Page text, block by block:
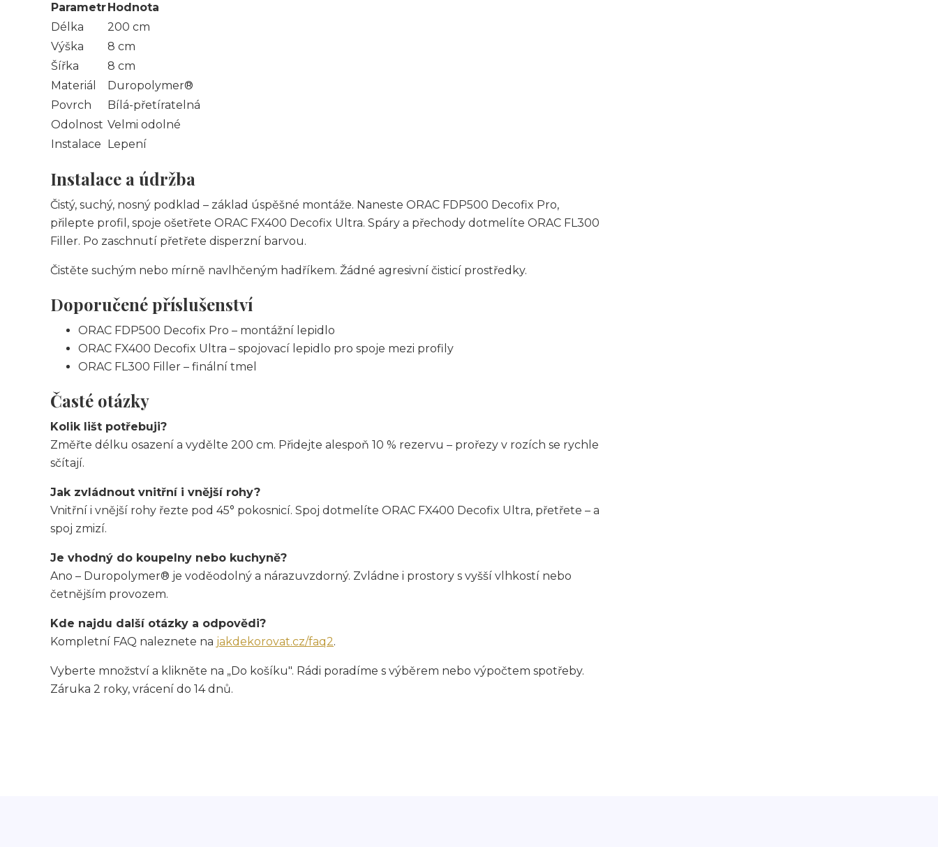
ParametrHodnota
Délka
200 cm
Výška
8 cm
Šířka
8 cm
Materiál
Duropolymer®
Povrch
Bílá-přetíratelná
Odolnost Velmi odolné
Instalace Lepení
Instalace a údržba
Čistý, suchý, nosný podklad – základ úspěšné montáže. Naneste ORAC FDP500 Decofix Pro,
přilepte profil, spoje ošetřete ORAC FX400 Decofix Ultra. Spáry a přechody dotmelíte ORAC FL300
Filler. Po zaschnutí přetřete disperzní barvou.
Čistěte suchým nebo mírně navlhčeným hadříkem. Žádné agresivní čisticí prostředky.
Doporučené příslušenství
ORAC FDP500 Decofix Pro – montážní lepidlo
ORAC FX400 Decofix Ultra – spojovací lepidlo pro spoje mezi profily
ORAC FL300 Filler – finální tmel
Časté otázky
Kolik lišt potřebuji?
Změřte délku osazení a vydělte 200 cm. Přidejte alespoň 10 % rezervu – prořezy v rozích se rychle
sčítají.
Jak zvládnout vnitřní i vnější rohy?
Vnitřní i vnější rohy řezte pod 45° pokosnicí. Spoj dotmelíte ORAC FX400 Decofix Ultra, přetřete – a
spoj zmizí.
Je vhodný do koupelny nebo kuchyně?
Ano – Duropolymer® je voděodolný a nárazuvzdorný. Zvládne i prostory s vyšší vlhkostí nebo
četnějším provozem.
Kde najdu další otázky a odpovědi?
Kompletní FAQ naleznete na jakdekorovat.cz/faq2.
Vyberte množství a klikněte na „Do košíku". Rádi poradíme s výběrem nebo výpočtem spotřeby.
Záruka 2 roky, vrácení do 14 dnů.